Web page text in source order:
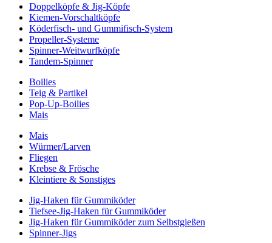
Doppelköpfe & Jig-Köpfe
Kiemen-Vorschaltköpfe
Köderfisch- und Gummifisch-System
Propeller-Systeme
Spinner-Weitwurfköpfe
Tandem-Spinner
Boilies
Teig & Partikel
Pop-Up-Boilies
Mais
Mais
Würmer/Larven
Fliegen
Krebse & Frösche
Kleintiere & Sonstiges
Jig-Haken für Gummiköder
Tiefsee-Jig-Haken für Gummiköder
Jig-Haken für Gummiköder zum Selbstgießen
Spinner-Jigs